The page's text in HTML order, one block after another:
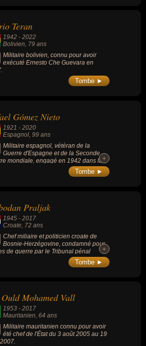
Teran
1942 - 2022
Bolivien, 79 ans
Militaire bolivien, connu pour avoir
exécuté Ernesto Che Guevara en
Tombe ►
Gómez Nieto
1921 - 2020
Espagnol, 99 ans
Militaire espagnol, vétéran de la
Guerre d'Espagne et de la Seconde
mondiale, engagé en 1942 dans la
division blindée du général
il a été avec ses compagnons de la
+
+
Tombe ►
Praljak
1945 - 2017
Croate , 72 ans
Chef miliaire et politicien croate de
Bosnie-Herzégovine, condamné pour
de guerre par le Tribunal pénal
pour l'ex-Yougoslavie, mort
avoir bu une fiole de "poison" au
+
+
Tombe ►
Mohamed Vall
1953 - 2017
Mauritanien, 64 ans
Militaire mauritanien connu pour avoir
été chef de l'État du 3 août 2005 au 19